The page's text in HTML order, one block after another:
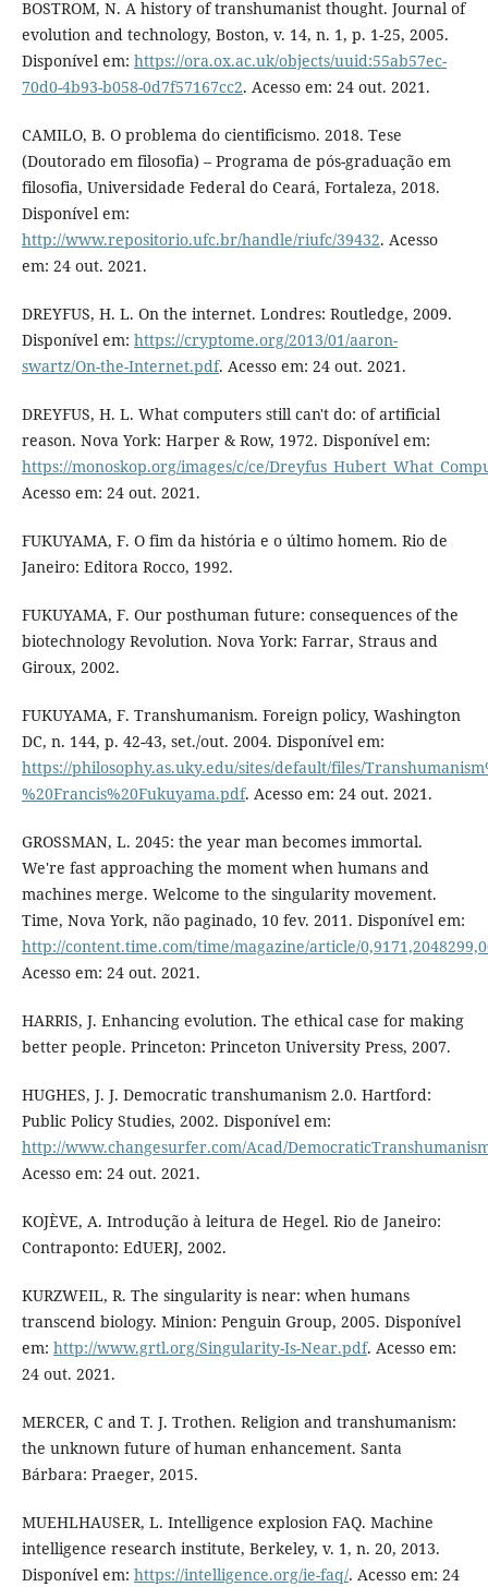
BOSTROM, N. A history of transhumanist thought. Journal of
evolution and technology, Boston, v. 14, n. 1, p. 1-25, 2005.
Disponível em: https://ora.ox.ac.uk/objects/uuid:55ab57ec-
70d0-4b93-b058-0d7f57167cc2. Acesso em: 24 out. 2021.
CAMILO, B. O problema do cientificismo. 2018. Tese
(Doutorado em filosofia) – Programa de pós-graduação em
filosofia, Universidade Federal do Ceará, Fortaleza, 2018.
Disponível em:
http://www.repositorio.ufc.br/handle/riufc/39432. Acesso
em: 24 out. 2021.
DREYFUS, H. L. On the internet. Londres: Routledge, 2009.
Disponível em: https://cryptome.org/2013/01/aaron-
swartz/On-the-Internet.pdf. Acesso em: 24 out. 2021.
DREYFUS, H. L. What computers still can't do: of artificial
reason. Nova York: Harper & Row, 1972. Disponível em:
https://monoskop.org/images/c/ce/
Acesso em: 24 out. 2021.
FUKUYAMA, F. O fim da história e o último homem. Rio de
Janeiro: Editora Rocco, 1992.
FUKUYAMA, F. Our posthuman future: consequences of the
biotechnology Revolution. Nova York: Farrar, Straus and
Giroux, 2002.
FUKUYAMA, F. Transhumanism. Foreign policy, Washington
DC, n. 144, p. 42-43, set./out. 2004. Disponível em:
https://philosophy.as.uky.edu/sites/default/files/
%20Francis%20Fukuyama.pdf. Acesso em: 24 out. 2021.
GROSSMAN, L. 2045: the year man becomes immortal.
We're fast approaching the moment when humans and
machines merge. Welcome to the singularity movement.
Time, Nova York, não paginado, 10 fev. 2011. Disponível em:
http://content.time.com/time/magazine/article/
Acesso em: 24 out. 2021.
HARRIS, J. Enhancing evolution. The ethical case for making
better people. Princeton: Princeton University Press, 2007.
HUGHES, J. J. Democratic transhumanism 2.0. Hartford:
Public Policy Studies, 2002. Disponível em:
http://www.changesurfer.com/Acad/
Acesso em: 24 out. 2021.
KOJÈVE, A. Introdução à leitura de Hegel. Rio de Janeiro:
Contraponto: EdUERJ, 2002.
KURZWEIL, R. The singularity is near: when humans
transcend biology. Minion: Penguin Group, 2005. Disponível
em: http://www.grtl.org/Singularity-Is-Near.pdf. Acesso em:
24 out. 2021.
MERCER, C and T. J. Trothen. Religion and transhumanism:
the unknown future of human enhancement. Santa
Bárbara: Praeger, 2015.
MUEHLHAUSER, L. Intelligence explosion FAQ. Machine
intelligence research institute, Berkeley, v. 1, n. 20, 2013.
Disponível em: https://intelligence.org/ie-faq/. Acesso em: 24